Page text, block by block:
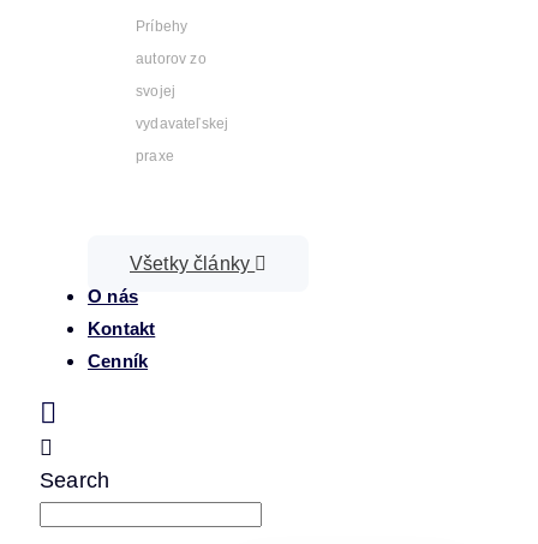
Príbehy
autorov zo
svojej
vydavateľskej
praxe
Všetky články
O nás
Kontakt
Cenník
Search